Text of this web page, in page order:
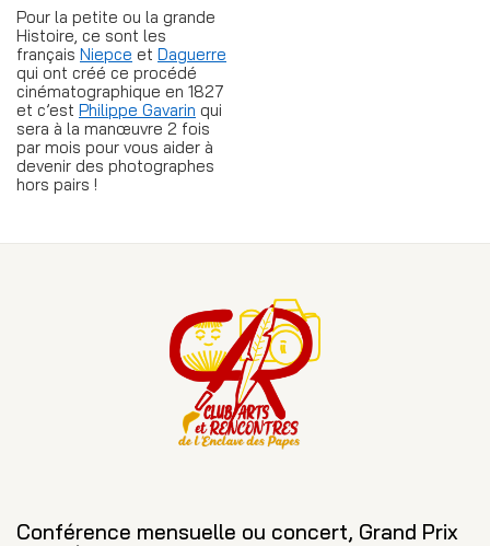
Pour la petite ou la grande
Histoire, ce sont les
français Niepce et Daguerre
qui ont créé ce procédé
cinématographique en 1827
et c’est Philippe Gavarin qui
sera à la manœuvre 2 fois
par mois pour vous aider à
devenir des photographes
hors pairs !
Conférence mensuelle ou concert, Grand Prix